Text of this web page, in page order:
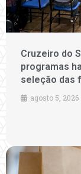
Cruzeiro do
programas
seleção das
agosto 5, 2026